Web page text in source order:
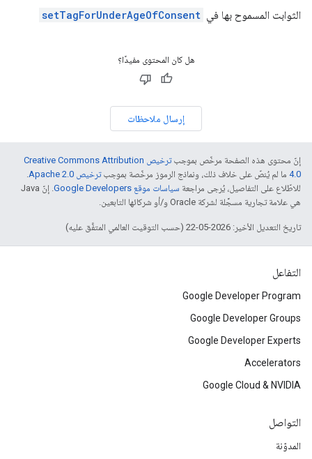
الثوابت المسموح بها في setTagForUnderAgeOfConsent
هل كان المحتوى مفيدًا؟
إرسال ملاحظات
إنّ محتوى هذه الصفحة مرخّص بموجب
ترخيص Creative Commons Attribution
4.0‏ ما لم يُنصّ على خلاف ذلك، ونماذج الرموز مرخّصة بموجبترخيص Apache 2.0‏
.
للاطّلاع على التفاصيل، يُرجى مراجعة سياسات موقع Google Developers‏
. إنّ Java
هي علامة تجارية مسجَّلة لشركة Oracle و/أو شركائها التابعين.
تاريخ التعديل الأخير: 2026-05-22 (حسب التوقيت العالمي المتفَّق عليه)
التفاعل
Google Developer Program
Google Developer Groups
Google Developer Experts
Accelerators
Google Cloud & NVIDIA
التواصل
المدوّنة